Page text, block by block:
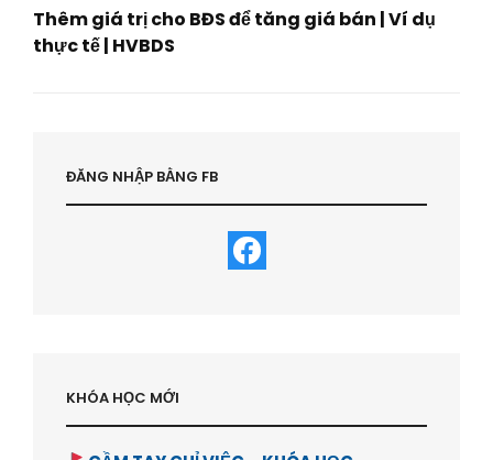
Thêm giá trị cho BĐS để tăng giá bán | Ví dụ
thực tế | HVBDS
ĐĂNG NHẬP BẰNG FB
KHÓA HỌC MỚI